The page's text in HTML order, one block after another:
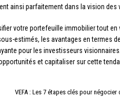
ainsi parfaitement dans la vision des
votre portefeuille immobilier tout
estimés, les avantages en termes
pour les investisseurs
et capitaliser sur cette
VEFA : Les 7 étapes clés pour